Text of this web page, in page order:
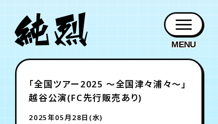
お知らせ
NEWS
日程
SCHEDULE
チケット
紹介
PROFILE
作品
DISCOGRAPHY
日記
グッズ
GOODS
ホーム
HOME
ファン
会員登録 ログイン
「全国ツアー2025 〜全国津々浦々〜」
越谷公演(FC先行販売あり)
2025年05月28日(水)